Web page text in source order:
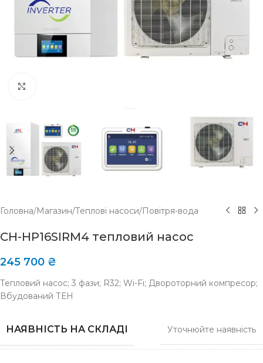
Головна/Магазин/Теплові насоси/Повітря-вода
CH-HP16SIRM4 тепловий насос
245 700 ₴
Тепловий насос; 3 фази; R32; Wi-Fi; Двороторний компресор;
Вбудований ТЕН
НАЯВНІСТЬ НА СКЛАДІ Уточнюйте наявність